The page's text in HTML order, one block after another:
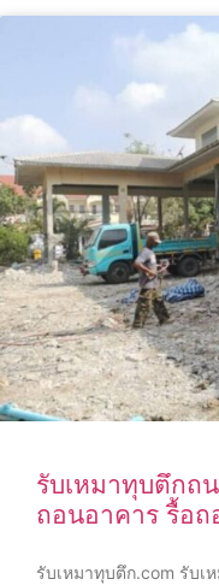
รับเหมาทุบตึกถ
ถอนอาคาร รื้อ
รับเหมาทุบตึก.com รับเ